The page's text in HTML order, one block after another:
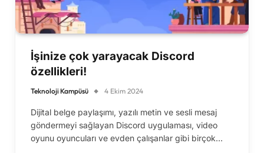
İşinize çok yarayacak Discord
özellikleri!
Teknoloji Kampüsü 4 Ekim 2024
Dijital belge paylaşımı, yazılı metin ve sesli mesaj
göndermeyi sağlayan Discord uygulaması, video
oyunu oyuncuları ve evden çalışanlar gibi birçok…